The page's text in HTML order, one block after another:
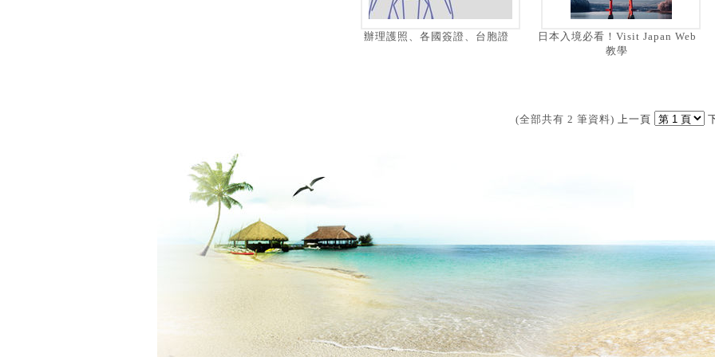
辦理護照、各國簽證、台胞證
日本入境必看！Visit Japan Web
教學
(全部共有 2 筆資料) 上一頁